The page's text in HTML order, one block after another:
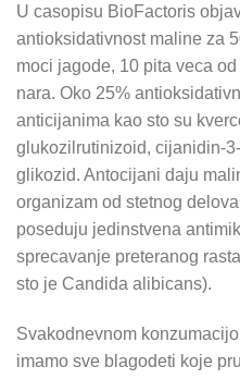
U casopisu BioFactoris
antioksidativnost maline za
moci jagode, 10 pita veca
nara. Oko 25%
anticijanima kao sto su
glukozilrutinizoid, cijanidin-
glikozid. Antocijani daju
organizam od stetnog
poseduju jedinstvena
sprecavanje preteranog
sto je Candida alibicans).
Svakodnevnom
imamo sve blagodeti koje